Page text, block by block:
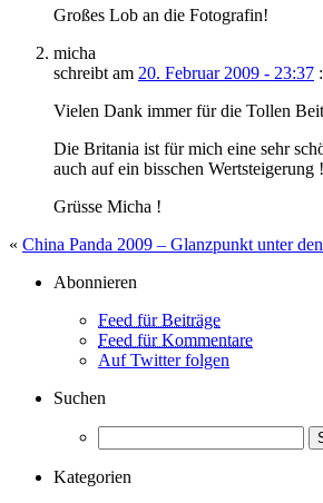
Großes Lob an die Fotografin!
micha
schreibt am 20. Februar 2009 - 23:37 :
Vielen Dank immer für die Tollen
Die Britania ist für mich eine sehr
auch auf ein bisschen
Grüsse Micha !
« China Panda 2009 – Glanzpunkt unter
Abonnieren
Feed für Beiträge
Feed für Kommentare
Auf Twitter folgen
Suchen
Kategorien